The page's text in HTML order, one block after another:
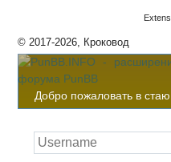
© 2017-2026, Кроковод
Добро пожаловать в